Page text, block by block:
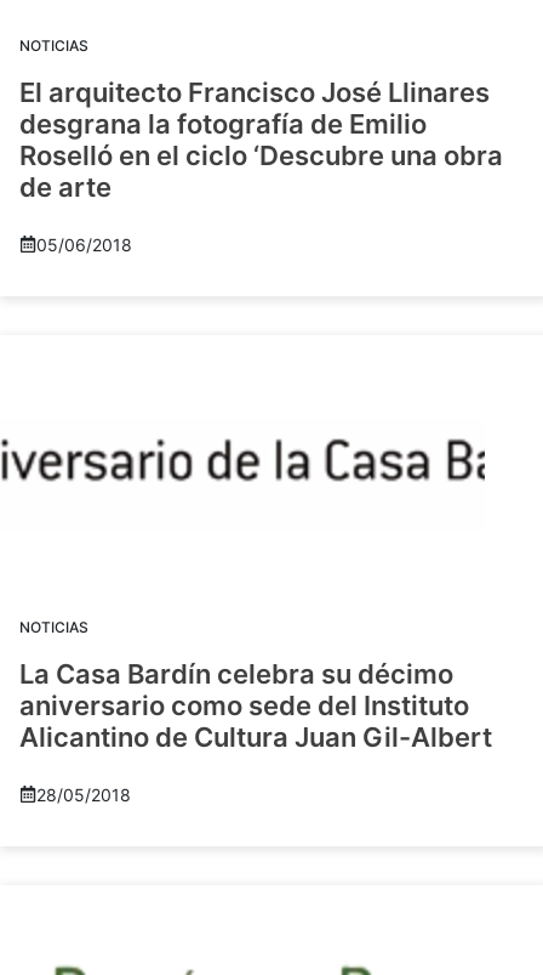
NOTICIAS
El arquitecto Francisco José Llinares
desgrana la fotografía de Emilio
Roselló en el ciclo ‘Descubre una obra
de arte
05/06/2018
NOTICIAS
La Casa Bardín celebra su décimo
aniversario como sede del Instituto
Alicantino de Cultura Juan Gil-Albert
28/05/2018